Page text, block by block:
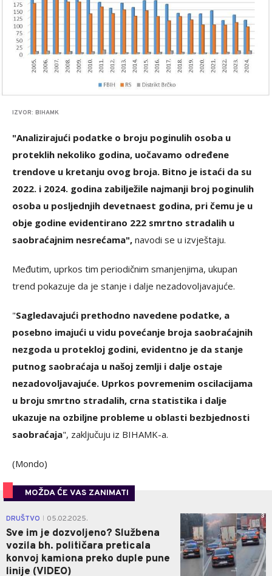
IZVOR: BIHAMK
"Analizirajući podatke o broju poginulih osoba u
proteklih nekoliko godina, uočavamo određene
trendove u kretanju ovog broja. Bitno je istaći da su
2022. i 2024. godina zabilježile najmanji broj poginulih
osoba u posljednjih devetnaest godina, pri čemu je u
obje godine evidentirano 222 smrtno stradalih u
saobraćajnim nesrećama", navodi se u izvještaju.
Međutim, uprkos tim periodičnim smanjenjima, ukupan
trend pokazuje da je stanje i dalje nezadovoljavajuće.
"Sagledavajući prethodno navedene podatke, a
posebno imajući u vidu povećanje broja saobraćajnih
nezgoda u protekloj godini, evidentno je da stanje
putnog saobraćaja u našoj zemlji i dalje ostaje
nezadovoljavajuće. Uprkos povremenim oscilacijama
u broju smrtno stradalih, crna statistika i dalje
ukazuje na ozbiljne probleme u oblasti bezbjednosti
saobraćaja", zaključuju iz BIHAMK-a.
(Mondo)
MOŽDA ĆE VAS ZANIMATI
DRUŠTVO 05.02.2025.
Sve im je dozvoljeno? Službena
vozila bh. političara preticala
konvoj kamiona preko duple pune
linije (VIDEO)
3